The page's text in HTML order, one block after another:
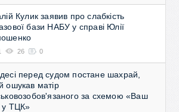
Кулик заявив про слабкість
бази НАБУ у справі Юлії
26 0
перед судом постане шахрай,
ошукав матір
за схемою «Ваш
у ТЦК»